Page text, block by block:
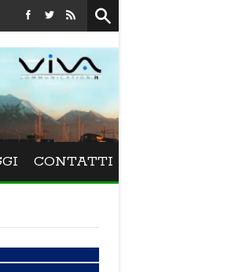
Versiliana - La direttrice lucchese Beatrice Venezi
CONTATTI